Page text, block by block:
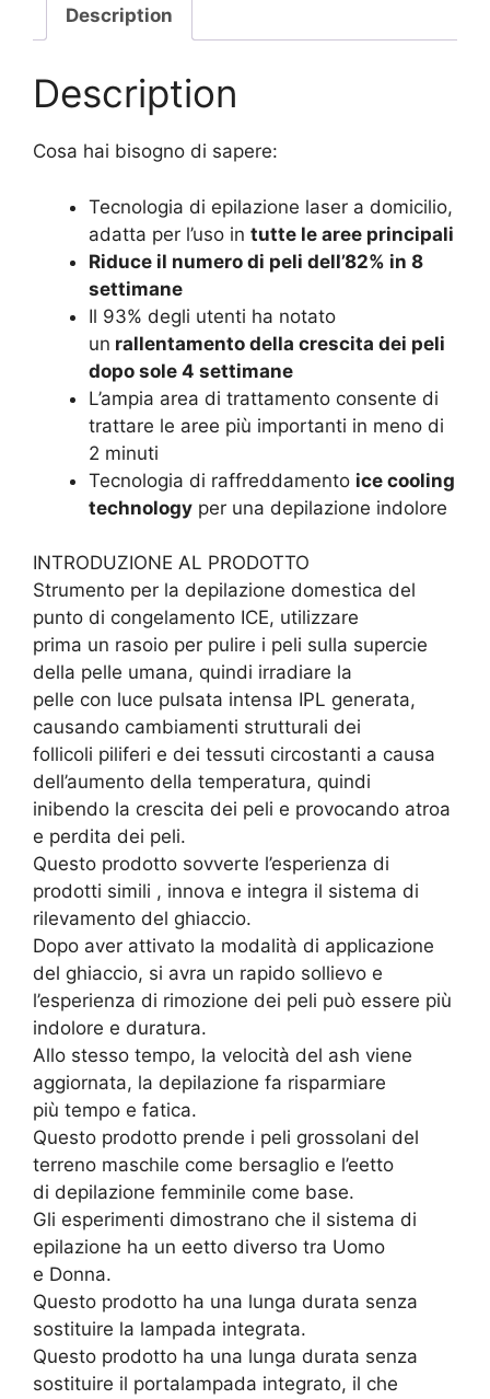
Description
Description
Cosa hai bisogno di sapere:
Tecnologia di epilazione laser a domicilio,
adatta per l’uso in tutte le aree principali
Riduce il numero di peli dell’82% in 8
settimane
Il 93% degli utenti ha notato
un rallentamento della crescita dei peli
dopo sole 4 settimane
L’ampia area di trattamento consente di
trattare le aree più importanti in meno di
2 minuti
Tecnologia di raffreddamento ice cooling
technology per una depilazione indolore
INTRODUZIONE AL PRODOTTO
Strumento per la depilazione domestica del
punto di congelamento ICE, utilizzare
prima un rasoio per pulire i peli sulla supercie
della pelle umana, quindi irradiare la
pelle con luce pulsata intensa IPL generata,
causando cambiamenti strutturali dei
follicoli piliferi e dei tessuti circostanti a causa
dell’aumento della temperatura, quindi
inibendo la crescita dei peli e provocando atroa
e perdita dei peli.
Questo prodotto sovverte l’esperienza di
prodotti simili , innova e integra il sistema di
rilevamento del ghiaccio.
Dopo aver attivato la modalità di applicazione
del ghiaccio, si avra un rapido sollievo e
l’esperienza di rimozione dei peli può essere più
indolore e duratura.
Allo stesso tempo, la velocità del ash viene
aggiornata, la depilazione fa risparmiare
più tempo e fatica.
Questo prodotto prende i peli grossolani del
terreno maschile come bersaglio e l’eetto
di depilazione femminile come base.
Gli esperimenti dimostrano che il sistema di
epilazione ha un eetto diverso tra Uomo
e Donna.
Questo prodotto ha una lunga durata senza
sostituire la lampada integrata.
Questo prodotto ha una lunga durata senza
sostituire il portalampada integrato, il che